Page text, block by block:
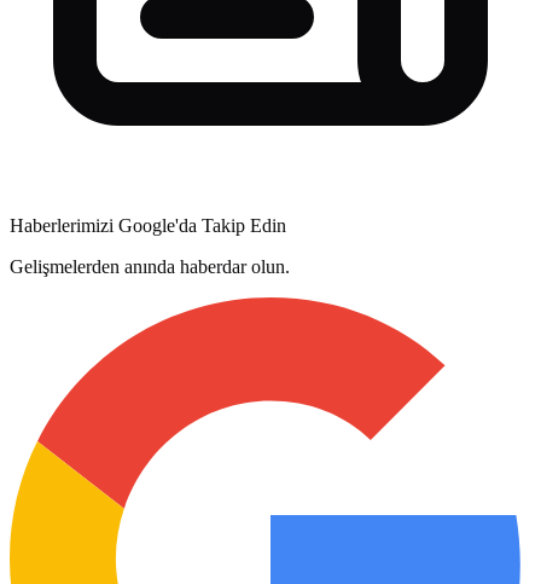
Haberlerimizi Google'da Takip Edin
Gelişmelerden anında haberdar olun.